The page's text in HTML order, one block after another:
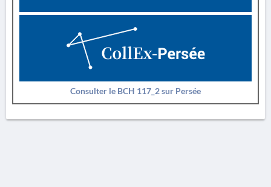
Consulter le BCH 117_2 sur Persée